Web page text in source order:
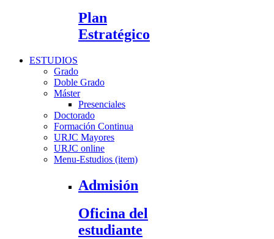
Plan
Estratégico
ESTUDIOS
Grado
Doble Grado
Máster
Presenciales
Doctorado
Formación Continua
URJC Mayores
URJC online
Menu-Estudios (item)
Admisión
Oficina del
estudiante